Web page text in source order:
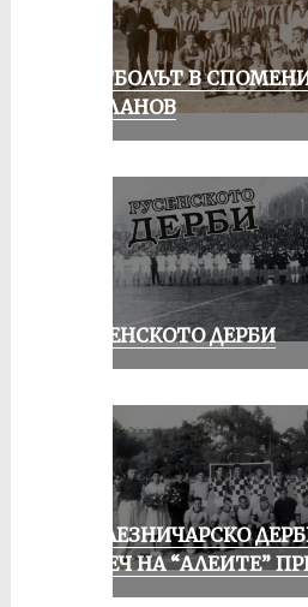
ФУТБОЛЪТ В
МИЛАНОВ
РУСЕНСКОТО ДЕРБИ
ЖЕЛЕЗНИЧАРСКО
И ПЕЧ НА “АЛЕИТЕ”